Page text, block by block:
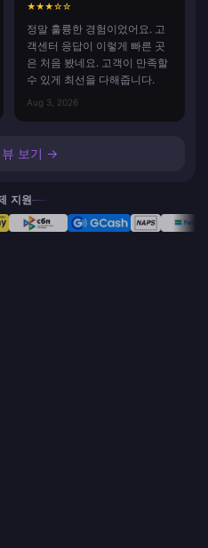
★★★☆☆
정말 훌륭한 경험이었어요. 고
객센터 응답이 이렇게 빠른 곳
은 처음 봤네요. 고객이 만족할
수 있게 최선을 다해줍니다.
Aug 3, 2026
뷰 보기 →
지원